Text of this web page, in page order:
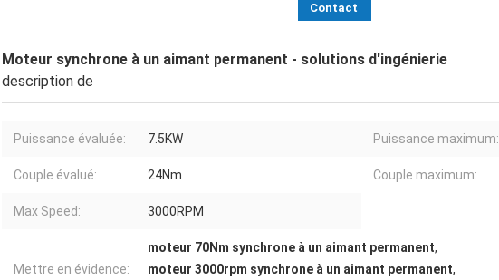
Contact
Moteur synchrone à un aimant permanent - solutions d'ingénierie
description de
Puissance évaluée: 7.5KW Puissance maximum:
Couple évalué: 24Nm Couple maximum:
Max Speed: 3000RPM
Mettre en évidence:
moteur 70Nm synchrone à un aimant permanent,
moteur 3000rpm synchrone à un aimant permanent,